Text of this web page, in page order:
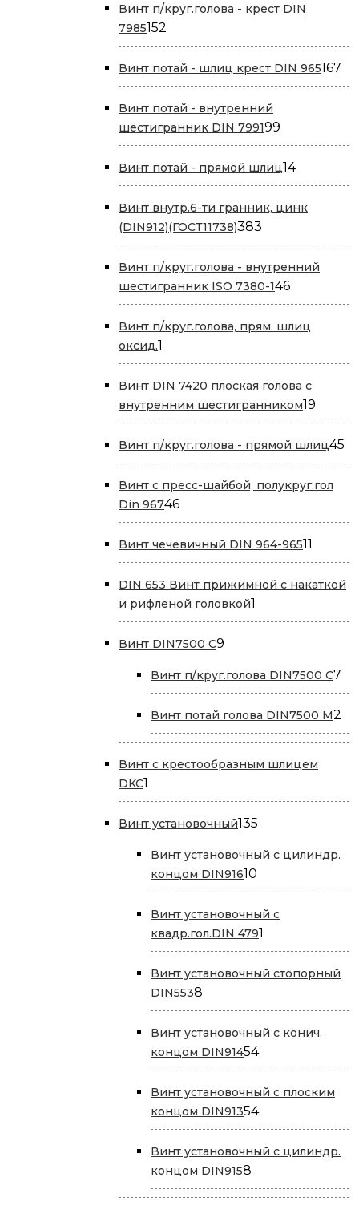
Винт п/круг.голова - крест DIN
7985152
товара
Винт потай - шлиц крест DIN 965167
Винт потай - внутренний
шестигранник DIN 799199
товаров
Винт потай - прямой шлиц1414
товаров
Винт внутр.6-ти гранник, цинк
(DIN912)(ГОСТ11738)383
товара
Винт п/круг.голова - внутренний
шестигранник ISO 7380-14646
товаров
Винт п/круг.голова, прям. шлиц
оксид.1
товар
Винт DIN 7420 плоская голова с
внутренним шестигранником19
Винт п/круг.голова - прямой шлиц45
Винт с пресс-шайбой, полукруг.гол
Din 9674646
товаров
Винт чечевичный DIN 964-96511
DIN 653 Винт прижимной с накаткой
и рифленой головкой1
товар
Винт DIN7500 С9
Винт п/круг.голова DIN7500 С7
Винт потай голова DIN7500 М2
Винт с крестообразным шлицем
DKC1
товар
Винт установочный135
Винт установочный с цилиндр.
концом DIN91610
товаров
Винт установочный с
квадр.гол.DIN 4791
товар
Винт установочный стопорный
DIN5538
товаров
Винт установочный с конич.
концом DIN9145454
товара
Винт установочный с плоским
концом DIN9135454
товара
Винт установочный с цилиндр.
концом DIN9158
товаров